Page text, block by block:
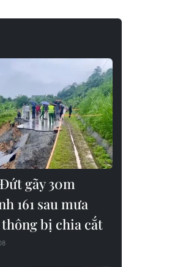
gãy 30m
161 sau mưa
bị chia cắt